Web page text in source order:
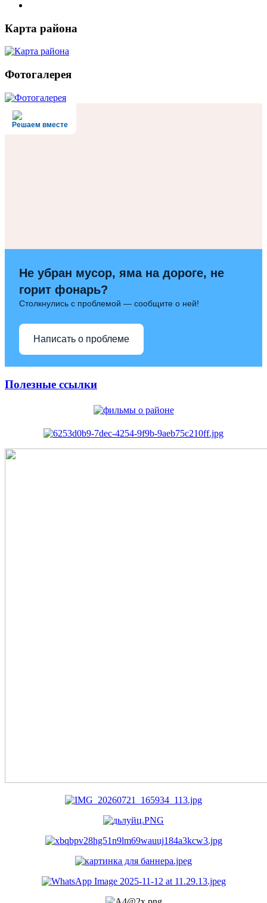
Карта района
Фотогалерея
Решаем вместе
Не убран мусор, яма на дороге, не
горит фонарь?
Столкнулись с проблемой — сообщите о ней!
Написать о проблеме
Полезные ссылки